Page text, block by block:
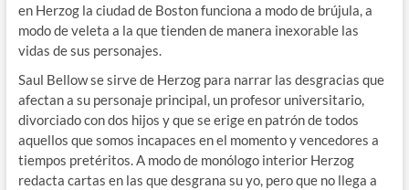
en Herzog la ciudad de Boston funciona a modo de brújula, a
modo de veleta a la que tienden de manera inexorable las
vidas de sus personajes.
Saul Bellow se sirve de Herzog para narrar las desgracias que
afectan a su personaje principal, un profesor universitario,
divorciado con dos hijos y que se erige en patrón de todos
aquellos que somos incapaces en el momento y vencedores a
tiempos pretéritos. A modo de monólogo interior Herzog
redacta cartas en las que desgrana su yo, pero que no llega a